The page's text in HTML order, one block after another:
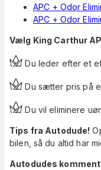
APC + Odor
APC + Odor
Vælg King Carthur
Du leder efter et
Du sætter pris på
Du vil eliminere
Tips fra Autodude!
bilen, så du altid har
Autodudes